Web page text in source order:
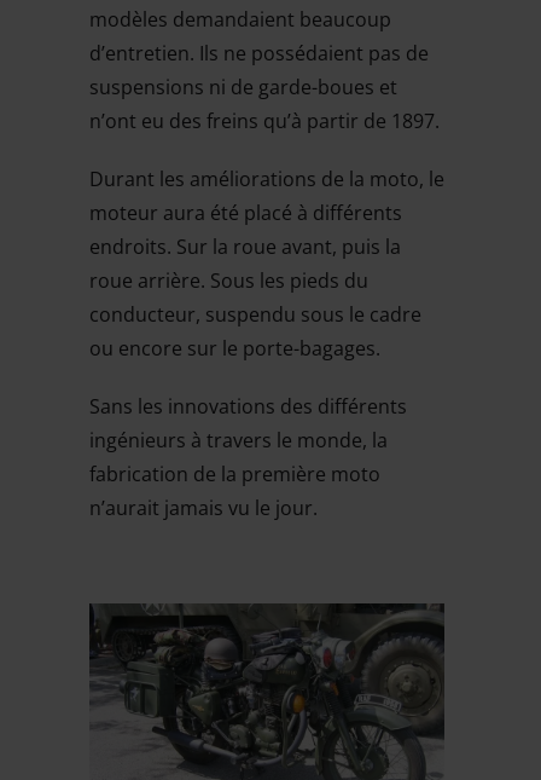
modèles demandaient beaucoup
d’entretien. Ils ne possédaient pas de
suspensions ni de garde-boues et
n’ont eu des freins qu’à partir de 1897.
Durant les améliorations de la moto, le
moteur aura été placé à différents
endroits. Sur la roue avant, puis la
roue arrière. Sous les pieds du
conducteur, suspendu sous le cadre
ou encore sur le porte-bagages.
Sans les innovations des différents
ingénieurs à travers le monde, la
fabrication de la première moto
n’aurait jamais vu le jour.